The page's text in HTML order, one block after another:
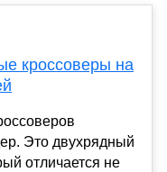
кроссоверы на
Это двухрядный
отличается не